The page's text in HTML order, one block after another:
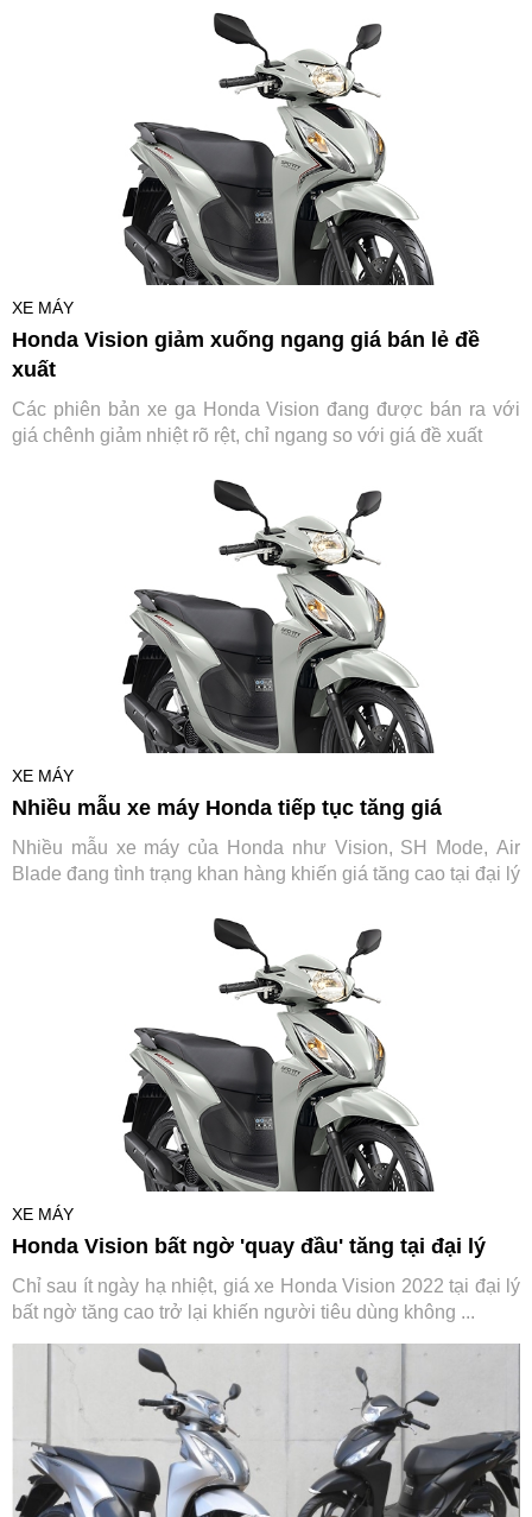
XE MÁY
Honda Vision giảm xuống ngang giá bán lẻ đề
xuất
Các phiên bản xe ga Honda Vision đang được bán ra với
giá chênh giảm nhiệt rõ rệt, chỉ ngang so với giá đề xuất
XE MÁY
Nhiều mẫu xe máy Honda tiếp tục tăng giá
Nhiều mẫu xe máy của Honda như Vision, SH Mode, Air
Blade đang tình trạng khan hàng khiến giá tăng cao tại đại lý
XE MÁY
Honda Vision bất ngờ 'quay đầu' tăng tại đại lý
Chỉ sau ít ngày hạ nhiệt, giá xe Honda Vision 2022 tại đại lý
bất ngờ tăng cao trở lại khiến người tiêu dùng không ...